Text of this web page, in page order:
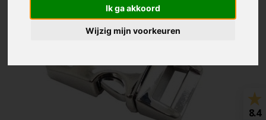
Ik ga akkoord
Wijzig mijn voorkeuren
8.4